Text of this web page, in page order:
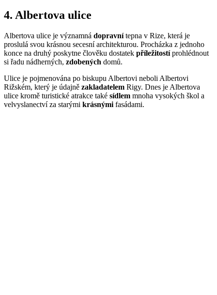
4. Albertova ulice
Albertova ulice je významná dopravnítepna v Rize, která je
proslulá svou krásnou secesní architekturou. Procházka z jednoho
konce na druhý poskytne člověku dostatek příležitostíprohlédnout
si řadu nádherných, zdobených domů.
Ulice je pojmenována po biskupu Albertovi neboli Albertovi
Rižském, který je údajně zakladatelem Rigy. Dnes je Albertova
ulice kromě turistické atrakce také sídlem mnoha vysokých škol a
velvyslanectví za starými krásnými fasádami.